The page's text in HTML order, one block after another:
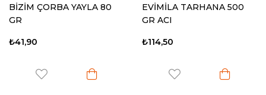
BİZİM ÇORBA YAYLA 80
GR
₺41,90
EVİMİLA TARHANA 500
GR ACI
₺114,50